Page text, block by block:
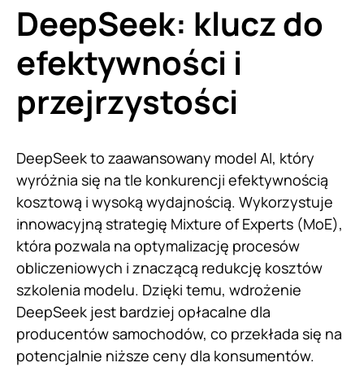
DeepSeek: klucz do
efektywności i
przejrzystości
DeepSeek to zaawansowany model AI, który
wyróżnia się na tle konkurencji efektywnością
kosztową i wysoką wydajnością. Wykorzystuje
innowacyjną strategię Mixture of Experts (MoE),
która pozwala na optymalizację procesów
obliczeniowych i znaczącą redukcję kosztów
szkolenia modelu. Dzięki temu, wdrożenie
DeepSeek jest bardziej opłacalne dla
producentów samochodów, co przekłada się na
potencjalnie niższe ceny dla konsumentów.